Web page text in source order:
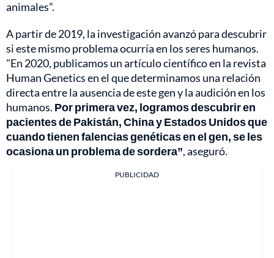
animales”.
A partir de 2019, la investigación avanzó para descubrir
si este mismo problema ocurría en los seres humanos.
"En 2020, publicamos un artículo científico en la revista
Human Genetics en el que determinamos una relación
directa entre la ausencia de este gen y la audición en los
humanos. Por primera vez, logramos descubrir en
pacientes de Pakistán, China y Estados Unidos que
cuando tienen falencias genéticas en el gen, se les
ocasiona un problema de sordera”, aseguró.
PUBLICIDAD